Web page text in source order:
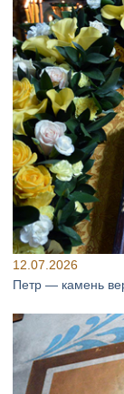
12.07.2026
Петр — камень